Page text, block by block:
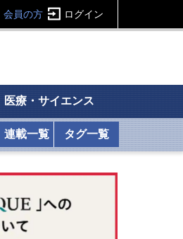
会員の方 ログイン
医療・サイエンス
連載一覧 タグ一覧